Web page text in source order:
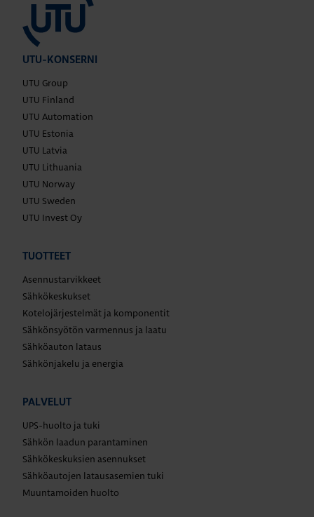
UTU-KONSERNI
UTU Group
UTU Finland
UTU Automation
UTU Estonia
UTU Latvia
UTU Lithuania
UTU Norway
UTU Sweden
UTU Invest Oy
TUOTTEET
Asennustarvikkeet
Sähkökeskukset
Kotelojärjestelmät ja komponentit
Sähkönsyötön varmennus ja laatu
Sähköauton lataus
Sähkönjakelu ja energia
PALVELUT
UPS-huolto ja tuki
Sähkön laadun parantaminen
Sähkökeskuksien asennukset
Sähköautojen latausasemien tuki
Muuntamoiden huolto